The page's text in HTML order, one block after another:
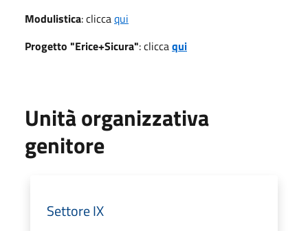
Modulistica: cliccaqui
Progetto "Erice+Sicura": cliccaqui
Unità organizzativa
genitore
Settore IX